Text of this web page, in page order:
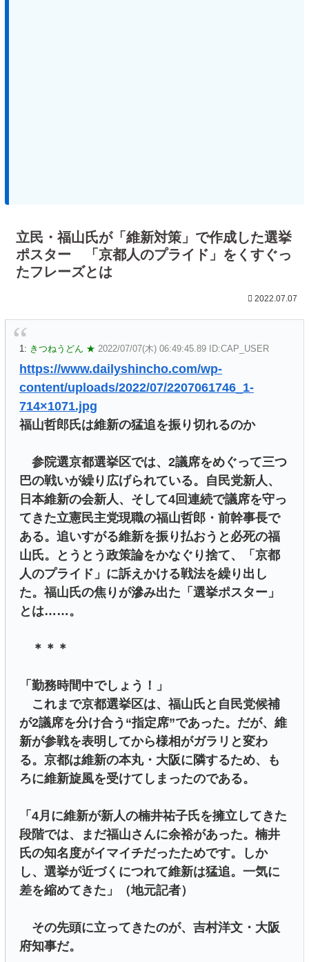
立民・福山氏が「維新対策」で作成した選挙
ポスター 「京都人のプライド」をくすぐっ
たフレーズとは
2022.07.07
1: きつねうどん ★ 2022/07/07(木) 06:49:45.89 ID:CAP_USER
https://www.dailyshincho.com/wp-
content/uploads/2022/07/2207061746_1-
714×1071.jpg
福山哲郎氏は維新の猛追を振り切れるのか
参院選京都選挙区では、2議席をめぐって三つ
巴の戦いが繰り広げられている。自民党新人、
日本維新の会新人、そして4回連続で議席を守っ
てきた立憲民主党現職の福山哲郎・前幹事長で
ある。追いすがる維新を振り払おうと必死の福
山氏。とうとう政策論をかなぐり捨て、「京都
人のプライド」に訴えかける戦法を繰り出し
た。福山氏の焦りが滲み出た「選挙ポスター」
とは……。
＊＊＊
「勤務時間中でしょう！」
これまで京都選挙区は、福山氏と自民党候補
が2議席を分け合う“指定席”であった。だが、維
新が参戦を表明してから様相がガラリと変わ
る。京都は維新の本丸・大阪に隣するため、も
ろに維新旋風を受けてしまったのである。
「4月に維新が新人の楠井祐子氏を擁立してきた
段階では、まだ福山さんに余裕があった。楠井
氏の知名度がイマイチだったためです。しか
し、選挙が近づくにつれて維新は猛追。一気に
差を縮めてきた」（地元記者）
その先頭に立ってきたのが、吉村洋文・大阪
府知事だ。